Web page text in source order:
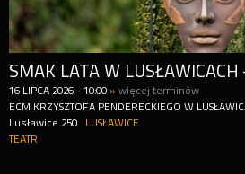
SMAK LATA W
16 LIPCA 2026 -10:00 »więcej terminów
ECM KRZYSZTOFA PENDERECKIEGO W
Lusławice 250
LUSŁAWICE
TEATR